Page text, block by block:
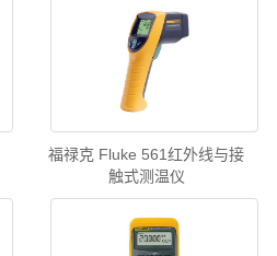
福禄克 Fluke 561红外线与接
触式测温仪